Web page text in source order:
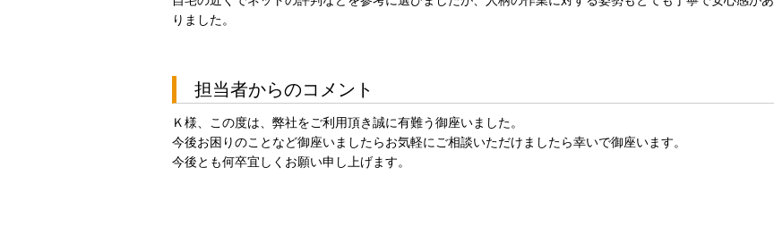
りました。
担当者からのコメント
Ｋ様、この度は、弊社をご利用頂き誠に有難う御座いました。
今後お困りのことなど御座いましたらお気軽にご相談いただけましたら幸いで御座います。
今後とも何卒宜しくお願い申し上げます。